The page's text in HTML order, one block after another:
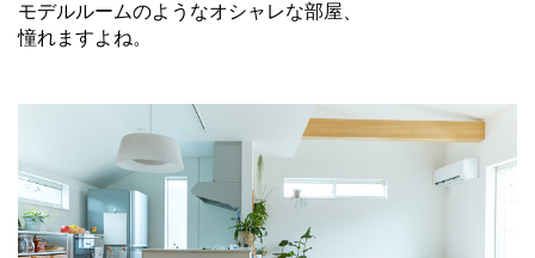
モデルルームのようなオシャレな部屋、
憧れますよね。